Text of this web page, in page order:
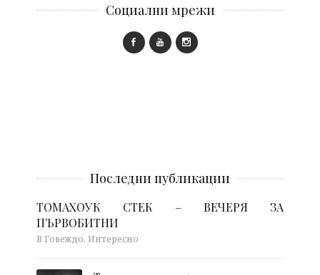
Социални мрежи
Последни публикации
ТОМАХОУК СТЕК – ВЕЧЕРЯ ЗА
ПЪРВОБИТНИ
В Говеждо, Интересно